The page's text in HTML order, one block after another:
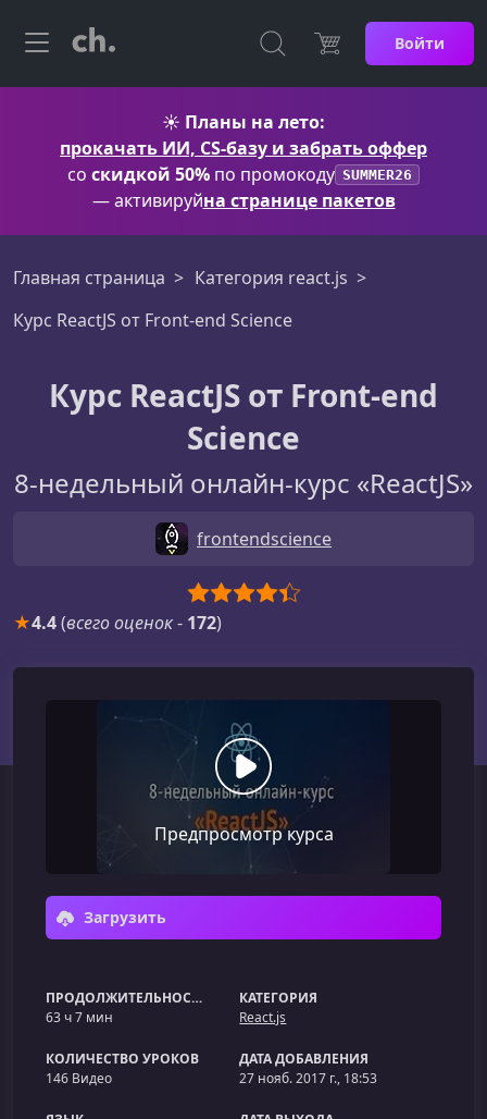
Войти
☀️ Планы на лето:
прокачать ИИ, CS-базу и забрать оффер
со скидкой 50% по промокоду SUMMER26
— активируйна странице пакетов
Главная страница
Категория react.js
Курс ReactJS от Front-end Science
Курс ReactJS от Front-end
Science
8-недельный онлайн-курс «ReactJS»
frontendscience
★4.4(всего оценок- 172)
Предпросмотр курса
Загрузить
ПРОДОЛЖИТЕЛЬНОСТЬ
63 ч 7 мин
КАТЕГОРИЯ
React.js
КОЛИЧЕСТВО УРОКОВ
146 Видео
ДАТА ДОБАВЛЕНИЯ
27 нояб. 2017 г., 18:53